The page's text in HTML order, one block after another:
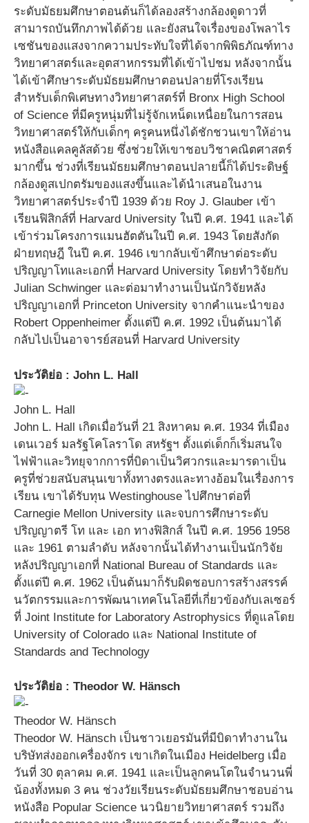
ระดับมัธยมศึกษาตอนต้นก็ได้ลองสร้างกล้องดูดาวที่
สามารถบันทึกภาพได้ด้วย และยังสนใจเรื่องของโพลาไร
เซชันของแสงจากความประทับใจที่ได้จากพิพิธภัณฑ์ทาง
วิทยาศาสตร์และอุตสาหกรรมที่ได้เข้าไปชม หลังจากนั้น
ได้เข้าศึกษาระดับมัธยมศึกษาตอนปลายที่โรงเรียน
สำหรับเด็กพิเศษทางวิทยาศาสตร์ที่ Bronx High School
of Science ที่มีครูหนุ่มที่ไม่รู้จักเหน็ดเหนื่อยในการสอน
วิทยาศาสตร์ให้กับเด็กๆ ครูคนหนึ่งได้ชักชวนเขาให้อ่าน
หนังสือแคลคูลัสด้วย ซึ่งช่วยให้เขาชอบวิชาคณิตศาสตร์
มากขึ้น ช่วงที่เรียนมัธยมศึกษาตอนปลายนี้ก็ได้ประดิษฐ์
กล้องดูสเปกตรัมของแสงขึ้นและได้นำเสนอในงาน
วิทยาศาสตร์ประจำปี 1939 ด้วย Roy J. Glauber เข้า
เรียนฟิสิกส์ที่ Harvard University ในปี ค.ศ. 1941 และได้
เข้าร่วมโครงการแมนฮัตตันในปี ค.ศ. 1943 โดยสังกัด
ฝ่ายทฤษฎี ในปี ค.ศ. 1946 เขากลับเข้าศึกษาต่อระดับ
ปริญญาโทและเอกที่ Harvard University โดยทำวิจัยกับ
Julian Schwinger และต่อมาทำงานเป็นนักวิจัยหลัง
ปริญญาเอกที่ Princeton University จากคำแนะนำของ
Robert Oppenheimer ตั้งแต่ปี ค.ศ. 1992 เป็นต้นมาได้
กลับไปเป็นอาจารย์สอนที่ Harvard University
ประวัติย่อ : John L. Hall
John L. Hall
John L. Hall เกิดเมื่อวันที่ 21 สิงหาคม ค.ศ. 1934 ที่เมือง
เดนเวอร์ มลรัฐโคโลราโด สหรัฐฯ ตั้งแต่เด็กก็เริ่มสนใจ
ไฟฟ้าและวิทยุจากการที่บิดาเป็นวิศวกรและมารดาเป็น
ครูที่ช่วยสนับสนุนเขาทั้งทางตรงและทางอ้อมในเรื่องการ
เรียน เขาได้รับทุน Westinghouse ไปศึกษาต่อที่
Carnegie Mellon University และจบการศึกษาระดับ
ปริญญาตรี โท และ เอก ทางฟิสิกส์ ในปี ค.ศ. 1956 1958
และ 1961 ตามลำดับ หลังจากนั้นได้ทำงานเป็นนักวิจัย
หลังปริญญาเอกที่ National Bureau of Standards และ
ตั้งแต่ปี ค.ศ. 1962 เป็นต้นมาก็รับผิดชอบการสร้างสรรค์
นวัตกรรมและการพัฒนาเทคโนโลยีที่เกี่ยวข้องกับเลเซอร์
ที่ Joint Institute for Laboratory Astrophysics ที่ดูแลโดย
University of Colorado และ National Institute of
Standards and Technology
ประวัติย่อ : Theodor W. Hänsch
Theodor W. Hänsch
Theodor W. Hänsch เป็นชาวเยอรมันที่มีบิดาทำงานใน
บริษัทส่งออกเครื่องจักร เขาเกิดในเมือง Heidelberg เมื่อ
วันที่ 30 ตุลาคม ค.ศ. 1941 และเป็นลูกคนโตในจำนวนพี่
น้องทั้งหมด 3 คน ช่วงวัยเรียนระดับมัธยมศึกษาชอบอ่าน
หนังสือ Popular Science นวนิยายวิทยาศาสตร์ รวมถึง